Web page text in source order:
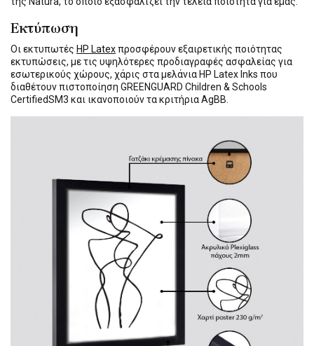
Εκτύπωση
Οι εκτυπωτές HP Latexπροσφέρουν εξαιρετικής ποιότητας
εκτυπώσεις, με τις υψηλότερες προδιαγραφές ασφαλείας για
εσωτερικούς χώρους, χάρις στα μελάνια HP Latex Inks που
διαθέτουν πιστοποίηση GREENGUARD Children & Schools
CertifiedSM3 και ικανοποιούν τα κριτήρια AgBB.